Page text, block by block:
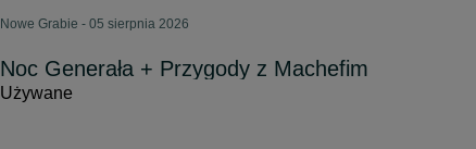
Nowe Grabie - 05 sierpnia 2026
Noc Generała + Przygody z Machefim
Używane